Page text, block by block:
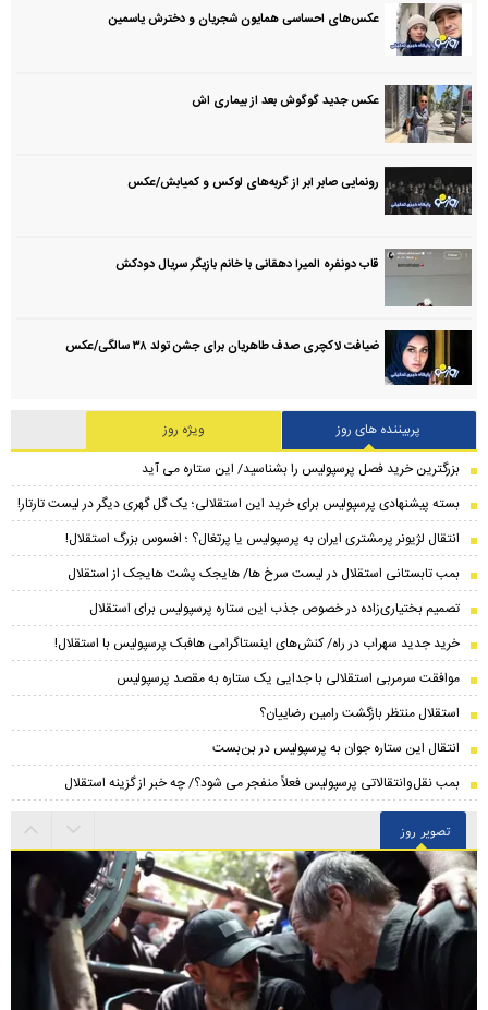
عکس‌های احساسی همایون شجریان و دخترش یاسمین
عکس جدید گوگوش بعد از بیماری اش
رونمایی صابر ابر از گربه‌های لوکس و کمیابش/عکس
قاب دونفره المیرا دهقانی با خانم بازیگر سریال دودکش
ضیافت لاکچری صدف طاهریان برای جشن تولد ۳۸ سالگی‌/عکس
پربیننده های روز
ویژه روز
بزرگترین خرید فصل پرسپولیس را بشناسید/ این ستاره می آید
بسته پیشنهادی پرسپولیس برای خرید این استقلالی؛ یک گل گهری دیگر در لیست تارتار!
انتقال لژیونر پرمشتری ایران به پرسپولیس یا پرتغال؟ ؛ افسوس بزرگ استقلال!
بمب تابستانی استقلال در لیست سرخ ها/ هایجک پشت هایجک از استقلال
تصمیم بختیاری‌زاده در خصوص جذب این ستاره پرسپولیس برای استقلال
خرید جدید سهراب در راه/ کنش‌های اینستاگرامی هافبک پرسپولیس با استقلال!
موافقت سرمربی استقلالی با جدایی یک ستاره به مقصد پرسپولیس
استقلال منتظر بازگشت رامین رضاییان؟
انتقال این ستاره جوان به پرسپولیس در بن‌بست
بمب نقل‌وانتقالاتی پرسپولیس فعلاً منفجر می شود؟/ چه خبر از گزینه استقلال
تصویر روز